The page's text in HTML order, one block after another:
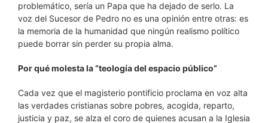
problemático, sería un Papa que ha dejado de serlo. La
voz del Sucesor de Pedro no es una opinión entre otras: es
la memoria de la humanidad que ningún realismo político
puede borrar sin perder su propia alma.
Por qué molesta la “teología del espacio público”
Cada vez que el magisterio pontificio proclama en voz alta
las verdades cristianas sobre pobres, acogida, reparto,
justicia y paz, se alza el coro de quienes acusan a la Iglesia